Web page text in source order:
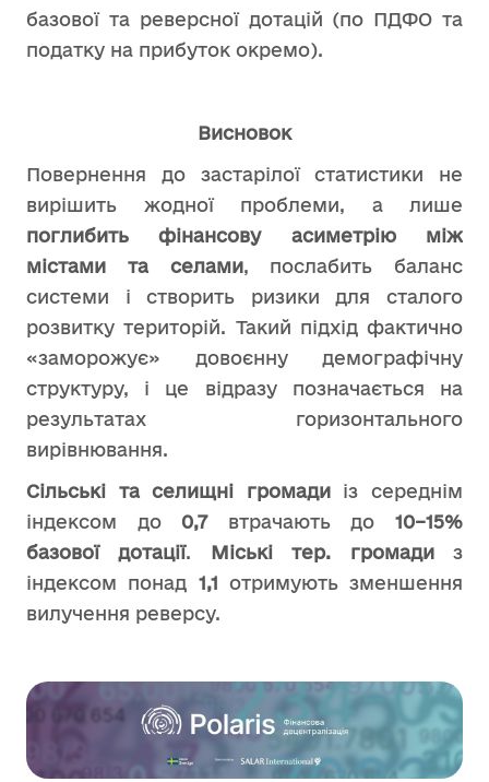
базової та реверсної дотацій (по ПДФО та
податку на прибуток окремо).
Висновок
Повернення до застарілої статистики не
вирішить жодної проблеми, а лише
поглибить фінансову асиметрію між
містами та селами, послабить баланс
системи і створить ризики для сталого
розвитку територій. Такий підхід фактично
«заморожує» довоєнну демографічну
структуру, і це відразу позначається на
результатах горизонтального
вирівнювання.
Сільські та селищні громадиіз середнім
індексом до 0,7втрачають до10–15%
базової дотації. Міські тер. громадиз
індексом понад 1,1 отримують зменшення
вилучення реверсу.